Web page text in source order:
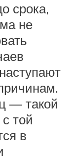
срока,
не
— такой
той
в